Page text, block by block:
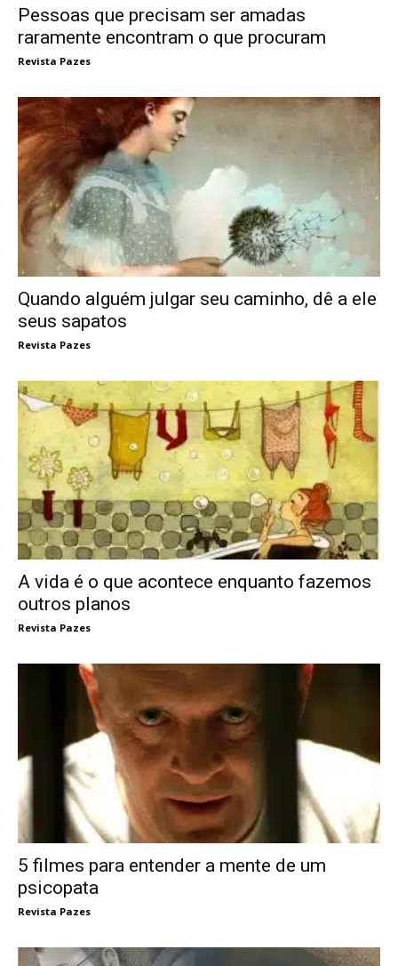
Pessoas que precisam ser amadas
raramente encontram o que procuram
Revista Pazes
Quando alguém julgar seu caminho, dê a ele
seus sapatos
Revista Pazes
A vida é o que acontece enquanto fazemos
outros planos
Revista Pazes
5 filmes para entender a mente de um
psicopata
Revista Pazes